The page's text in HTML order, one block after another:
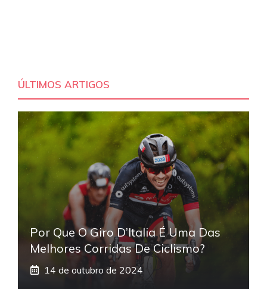
ÚLTIMOS ARTIGOS
Por Que O Giro D’Italia É Uma Das
Melhores Corridas De Ciclismo?
14 de outubro de 2024